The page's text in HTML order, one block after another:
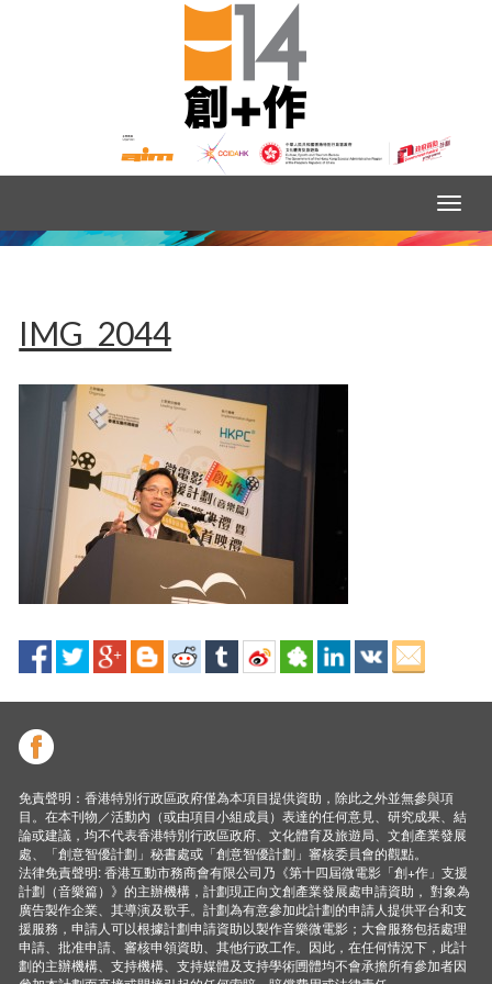
IMG_2044
免責聲明：香港特別行政區政府僅為本項目提供資助，除此之外並無參與項
目。在本刊物／活動內（或由項目小組成員）表達的任何意見、研究成果、結
論或建議，均不代表香港特別行政區政府、文化體育及旅遊局、文創產業發展
處、「創意智優計劃」秘書處或「創意智優計劃」審核委員會的觀點。
法律免責聲明: 香港互動市務商會有限公司乃《第十四屆微電影「創+作」支援
計劃（音樂篇）》的主辦機構，計劃現正向文創產業發展處申請資助， 對象為
廣告製作企業、其導演及歌手。計劃為有意參加此計劃的申請人提供平台和支
援服務，申請人可以根據計劃申請資助以製作音樂微電影；大會服務包括處理
申請、批准申請、審核申領資助、其他行政工作。因此，在任何情況下，此計
劃的主辦機構、支持機構、支持媒體及支持學術圑體均不會承擔所有參加者因